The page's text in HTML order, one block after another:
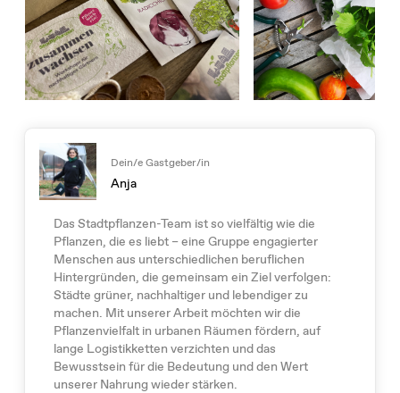
Dein/e Gastgeber/in
Anja
Das Stadtpflanzen-Team ist so vielfältig wie die
Pflanzen, die es liebt – eine Gruppe engagierter
Menschen aus unterschiedlichen beruflichen
Hintergründen, die gemeinsam ein Ziel verfolgen:
Städte grüner, nachhaltiger und lebendiger zu
machen. Mit unserer Arbeit möchten wir die
Pflanzenvielfalt in urbanen Räumen fördern, auf
lange Logistikketten verzichten und das
Bewusstsein für die Bedeutung und den Wert
unserer Nahrung wieder stärken.